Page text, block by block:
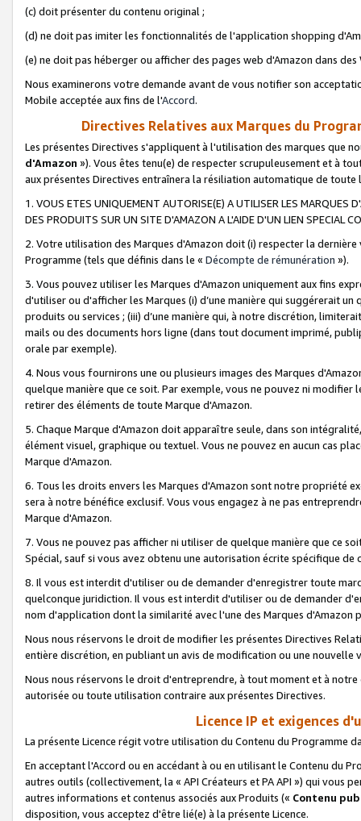
(c) doit présenter du contenu original ;
(d) ne doit pas imiter les fonctionnalités de l'application shopping
(e) ne doit pas héberger ou afficher des pages web d'Amazon dans
Nous examinerons votre demande avant de vous notifier son
Mobile acceptée aux fins de l'Accord.
Directives Relatives aux Marques du
Les présentes Directives s'appliquent à l'utilisation des marques que
d'Amazon »). Vous êtes tenu(e) de respecter scrupuleusement et à
aux présentes Directives entraînera la résiliation automatique de
1. VOUS ETES UNIQUEMENT AUTORISE(E) A UTILISER LES MARQUES
DES PRODUITS SUR UN SITE D'AMAZON A L'AIDE D'UN LIEN SPECIAL
2. Votre utilisation des Marques d'Amazon doit (i) respecter la
Programme (tels que définis dans le « Décompte de rémunération »).
3. Vous pouvez utiliser les Marques d'Amazon uniquement aux fins
d'utiliser ou d'afficher les Marques (i) d’une manière qui suggérerait
produits ou services ; (iii) d’une manière qui, à notre discrétion,
mails ou des documents hors ligne (dans tout document imprimé,
orale par exemple).
4. Nous vous fournirons une ou plusieurs images des Marques
quelque manière que ce soit. Par exemple, vous ne pouvez ni
retirer des éléments de toute Marque d'Amazon.
5. Chaque Marque d'Amazon doit apparaître seule, dans son
élément visuel, graphique ou textuel. Vous ne pouvez en aucun cas
Marque d'Amazon.
6. Tous les droits envers les Marques d'Amazon sont notre propriété
sera à notre bénéfice exclusif. Vous vous engagez à ne pas
Marque d'Amazon.
7. Vous ne pouvez pas afficher ni utiliser de quelque manière que ce
Spécial, sauf si vous avez obtenu une autorisation écrite spécifique de
8. Il vous est interdit d'utiliser ou de demander d'enregistrer toute
quelconque juridiction. Il vous est interdit d'utiliser ou de demander
nom d'application dont la similarité avec l'une des Marques
Nous nous réservons le droit de modifier les présentes Directives
entière discrétion, en publiant un avis de modification ou une nouvelle
Nous nous réservons le droit d'entreprendre, à tout moment et à
autorisée ou toute utilisation contraire aux présentes Directives.
Licence IP et exigences
La présente Licence régit votre utilisation du Contenu du Programme
En acceptant l'Accord ou en accédant à ou en utilisant le Contenu du
autres outils (collectivement, la « API Créateurs et PA API ») qui vous
autres informations et contenus associés aux Produits (« Contenu
disposition, vous acceptez d'être lié(e) à la présente Licence.